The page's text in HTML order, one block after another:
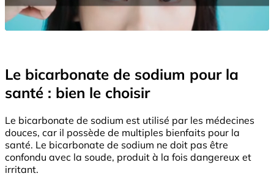
Le bicarbonate de sodium pour la
santé : bien le choisir
Le bicarbonate de sodium est utilisé par les médecines
douces, car il possède de multiples bienfaits pour la
santé. Le bicarbonate de sodium ne doit pas être
confondu avec la soude, produit à la fois dangereux et
irritant.